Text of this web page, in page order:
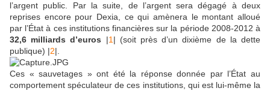
l’argent public. Par la suite, de l’argent sera dégagé à deux
reprises encore pour Dexia, ce qui amènera le montant alloué
par l’État à ces institutions financières sur la période 2008-2012 à
32,6 milliards d’euros |1 | (soit près d’un dixième de la dette
publique) |2|.
Ces « sauvetages » ont été la réponse donnée par l’État au
comportement spéculateur de ces institutions, qui est lui-même la